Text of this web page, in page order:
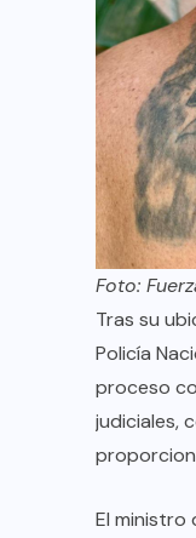
Foto:
Tras su
Policía
proceso
judiciales,
El ministro